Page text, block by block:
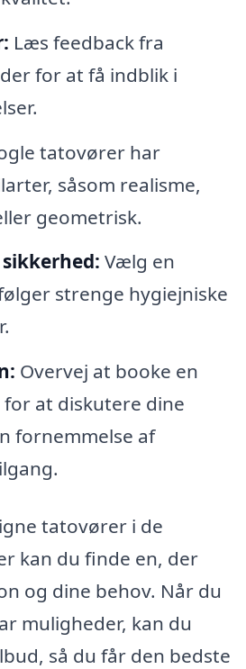
Læs feedback fra
for at få indblik i
tatovører har
såsom realisme,
geometrisk.
Vælg en
strenge hygiejniske
Overvej at booke en
at diskutere dine
fornemmelse af
tatovører i de
kan du finde en, der
og dine behov. Når du
muligheder, kan du
så du får den bedste